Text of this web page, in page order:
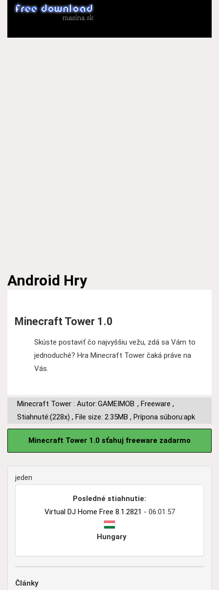
Android Hry
Minecraft Tower 1.0
Skúste postaviť čo najvyššiu vežu, zdá sa Vám to
jednoduché? Hra Minecraft Tower čaká práve na
Vás.
Minecraft Tower : Autor:GAMEIMOB , Freeware ,
Stiahnuté:(228x) , File size: 2.35MB , Prípona súboru:apk
Minecraft Tower 1.0 sťahuj freeware zadarmo
jeden
Posledné stiahnutie:
Virtual DJ Home Free 8.1.2821 - 06:01:57
Hungary
Články